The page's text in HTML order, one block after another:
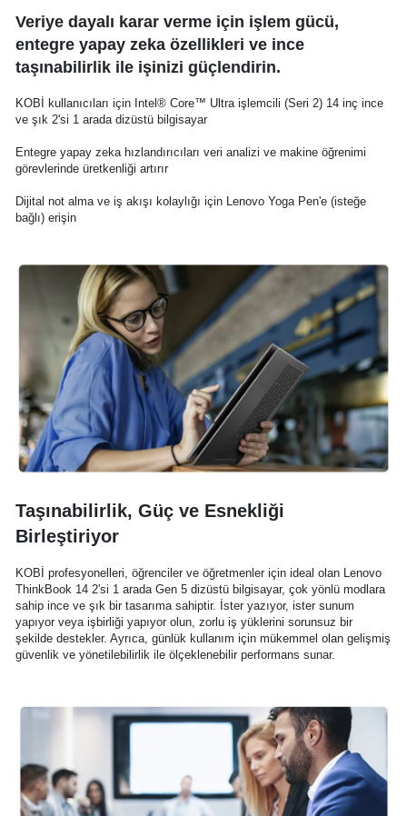
Veriye dayalı karar verme için işlem gücü,
entegre yapay zeka özellikleri ve ince
taşınabilirlik ile işinizi güçlendirin.
KOBİ kullanıcıları için Intel® Core™ Ultra işlemcili (Seri 2) 14 inç ince
ve şık 2'si 1 arada dizüstü bilgisayar
Entegre yapay zeka hızlandırıcıları veri analizi ve makine öğrenimi
görevlerinde üretkenliği artırır
Dijital not alma ve iş akışı kolaylığı için Lenovo Yoga Pen'e (isteğe
bağlı) erişin
Taşınabilirlik, Güç ve Esnekliği
Birleştiriyor
KOBİ profesyonelleri, öğrenciler ve öğretmenler için ideal olan Lenovo
ThinkBook 14 2'si 1 arada Gen 5 dizüstü bilgisayar, çok yönlü modlara
sahip ince ve şık bir tasarıma sahiptir. İster yazıyor, ister sunum
yapıyor veya işbirliği yapıyor olun, zorlu iş yüklerini sorunsuz bir
şekilde destekler. Ayrıca, günlük kullanım için mükemmel olan gelişmiş
güvenlik ve yönetilebilirlik ile ölçeklenebilir performans sunar.